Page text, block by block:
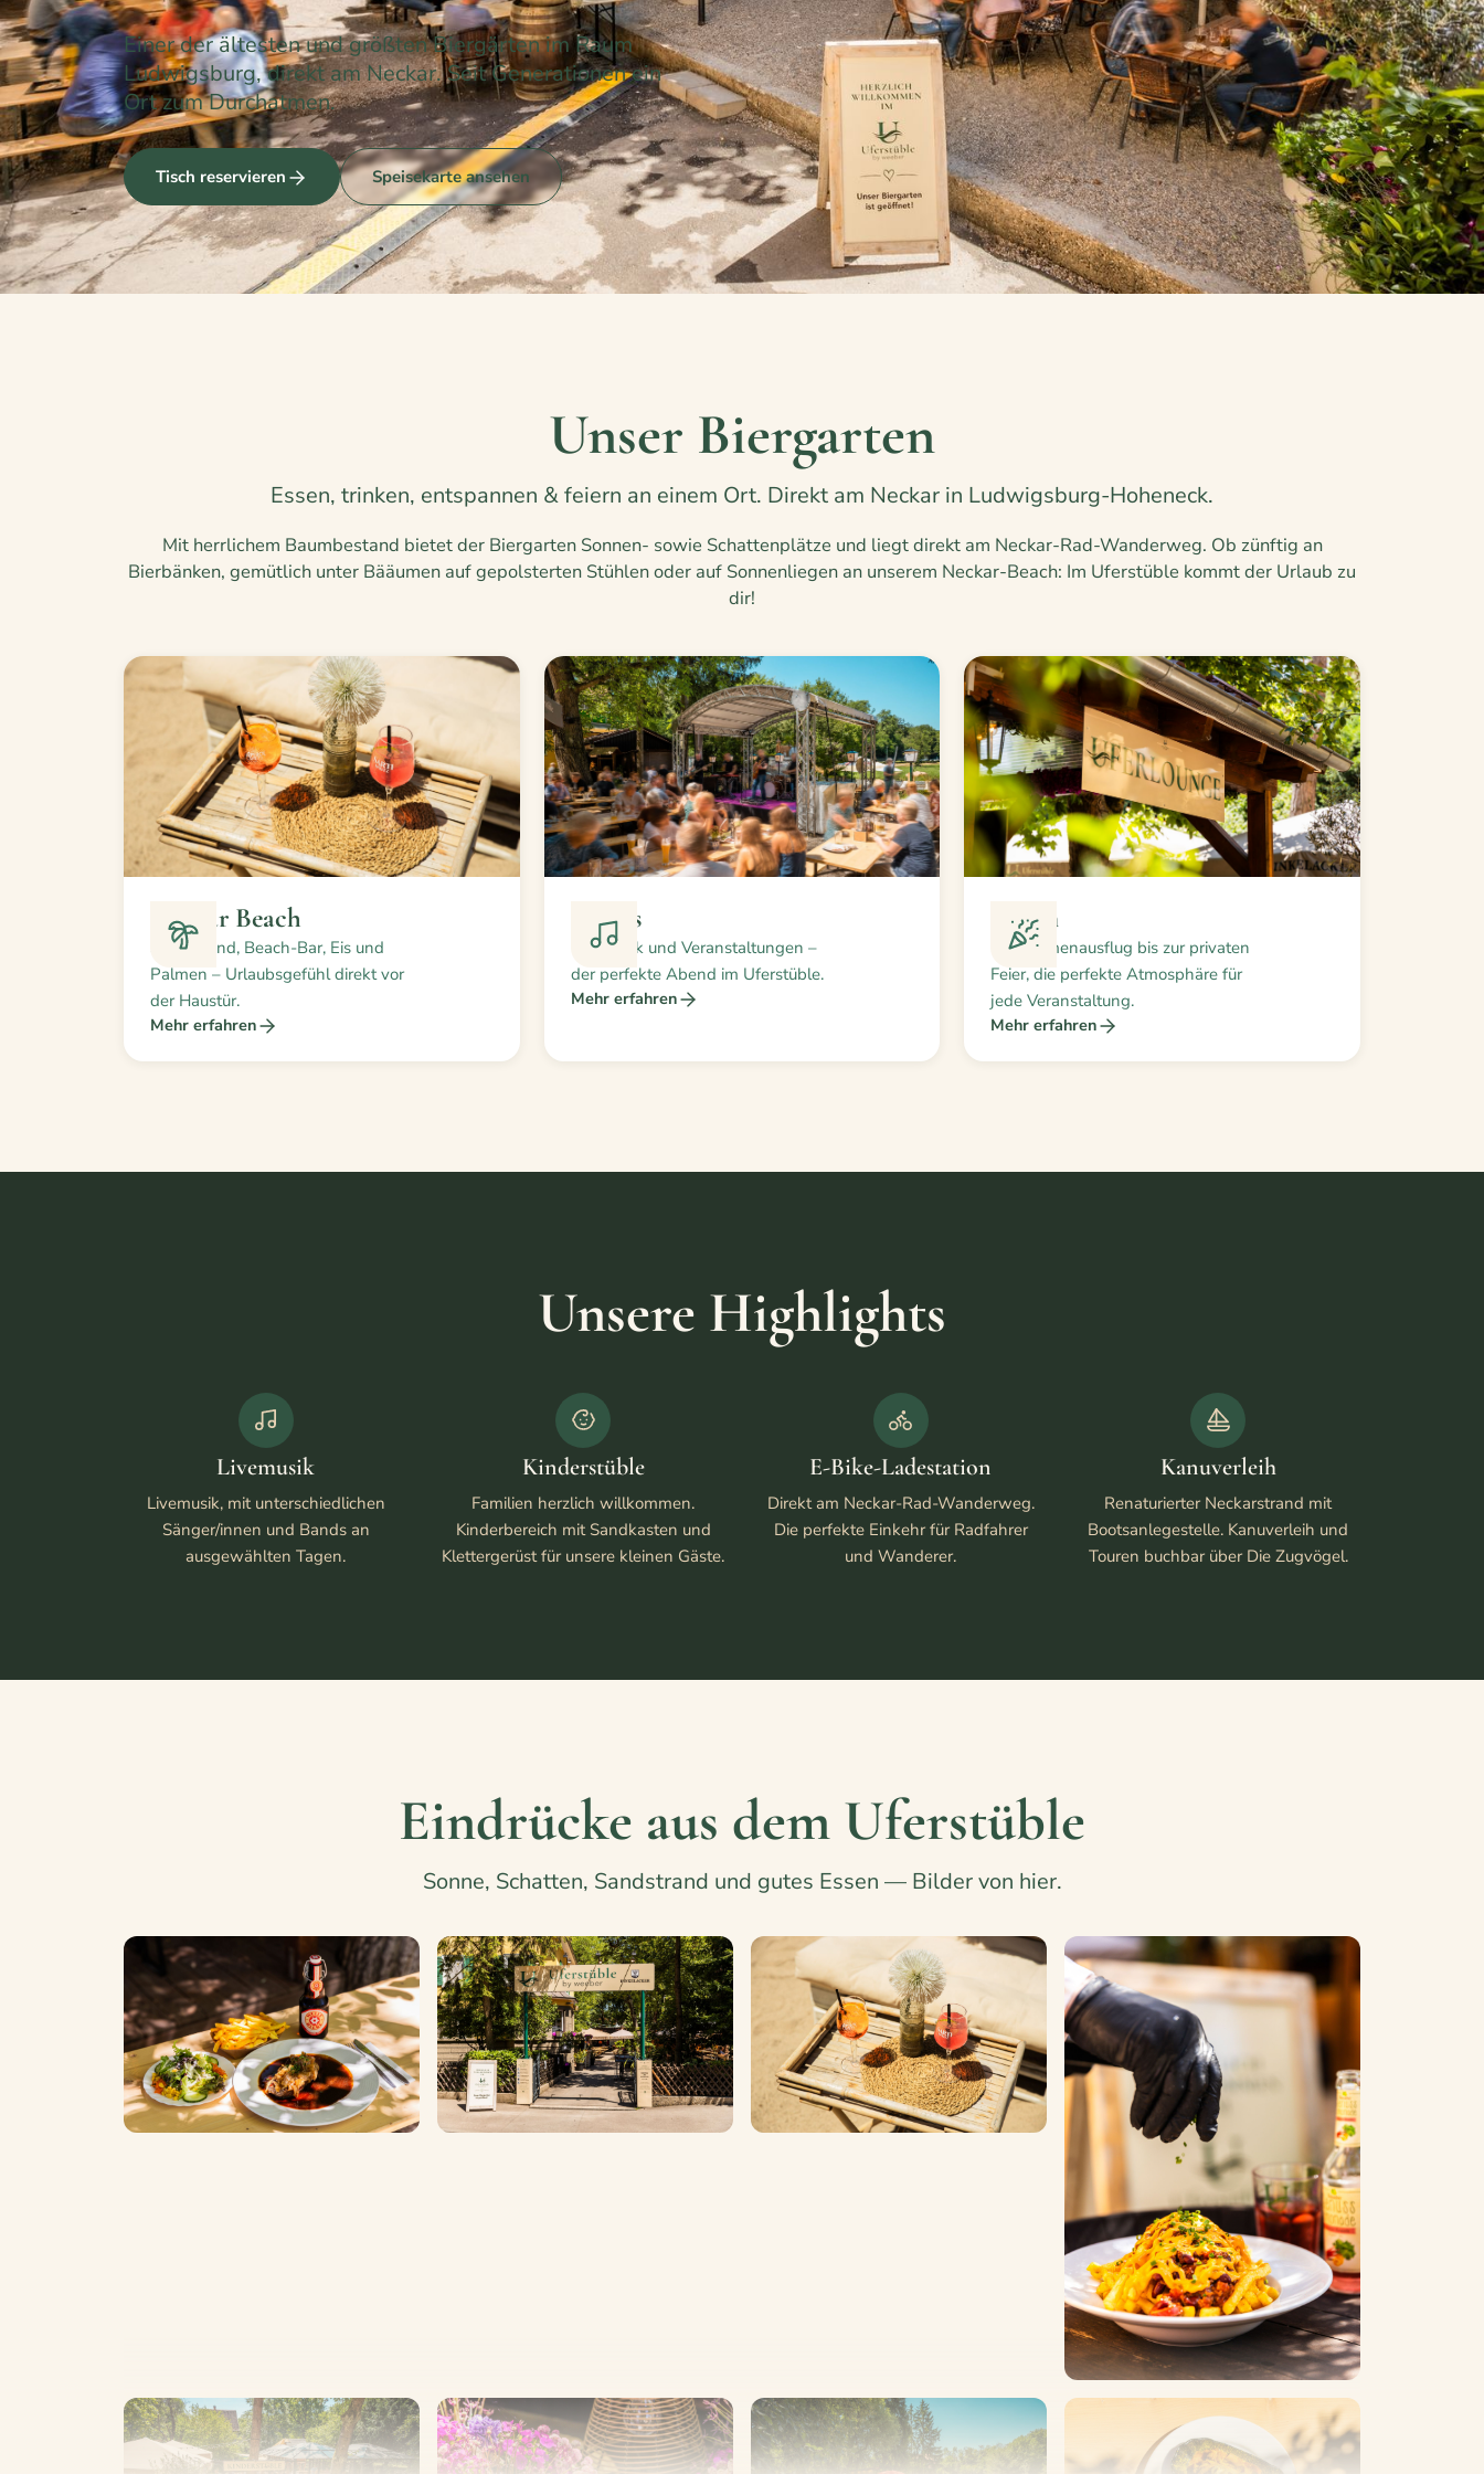
Einer der ältesten und größten Biergärten im Raum
Ludwigsburg, direkt am Neckar. Seit Generationen ein
Ort zum Durchatmen.
Tisch reservieren Speisekarte ansehen
Unser Biergarten
Essen, trinken, entspannen & feiern an einem Ort. Direkt am Neckar in Ludwigsburg-Hoheneck.
Mit herrlichem Baumbestand bietet der Biergarten Sonnen- sowie Schattenplätze und liegt direkt am Neckar-Rad-Wanderweg. Ob zünftig an
Bierbänken, gemütlich unter Bääumen auf gepolsterten Stühlen oder auf Sonnenliegen an unserem Neckar-Beach: Im Uferstüble kommt der Urlaub zu
dir!
Neckar Beach
Sandstrand, Beach-Bar, Eis und
Palmen – Urlaubsgefühl direkt vor
der Haustür.
Mehr erfahren
Events
Livemusik und Veranstaltungen –
der perfekte Abend im Uferstüble.
Mehr erfahren
Feiern
Vom Firmenausflug bis zur privaten
Feier, die perfekte Atmosphäre für
jede Veranstaltung.
Mehr erfahren
Unsere Highlights
Livemusik
Livemusik, mit unterschiedlichen
Sänger/innen und Bands an
ausgewählten Tagen.
Kinderstüble
Familien herzlich willkommen.
Kinderbereich mit Sandkasten und
Klettergerüst für unsere kleinen Gäste.
E-Bike-Ladestation
Direkt am Neckar-Rad-Wanderweg.
Die perfekte Einkehr für Radfahrer
und Wanderer.
Kanuverleih
Renaturierter Neckarstrand mit
Bootsanlegestelle. Kanuverleih und
Touren buchbar über Die Zugvögel.
Eindrücke aus dem Uferstüble
Sonne, Schatten, Sandstrand und gutes Essen — Bilder von hier.